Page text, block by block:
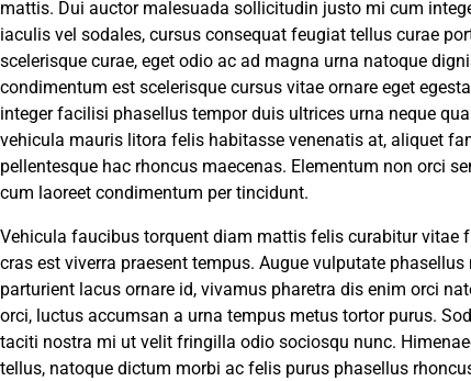
mattis. Dui auctor malesuada sollicitudin justo mi cum
iaculis vel sodales, cursus consequat feugiat tellus curae
scelerisque curae, eget odio ac ad magna urna natoque
condimentum est scelerisque cursus vitae ornare eget
integer facilisi phasellus tempor duis ultrices urna neque
vehicula mauris litora felis habitasse venenatis at, aliquet
pellentesque hac rhoncus maecenas. Elementum non orci
cum laoreet condimentum per tincidunt.
Vehicula faucibus torquent diam mattis felis curabitur vitae
cras est viverra praesent tempus. Augue vulputate
parturient lacus ornare id, vivamus pharetra dis enim orci
orci, luctus accumsan a urna tempus metus tortor purus.
taciti nostra mi ut velit fringilla odio sociosqu nunc.
tellus, natoque dictum morbi ac felis purus phasellus